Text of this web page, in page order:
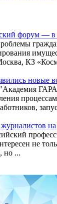
форум — в
КЗ
новые
"Академия
не
но ...